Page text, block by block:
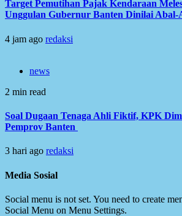
Target Pemutihan Pajak Kendaraan
Unggulan Gubernur Banten Dinilai Abal-
4 jam ago redaksi
news
2 min read
Soal Dugaan Tenaga Ahli Fiktif, KPK
Pemprov Banten
3 hari ago redaksi
Media Sosial
Social menu is not set. You need to create
Social Menu on Menu Settings.